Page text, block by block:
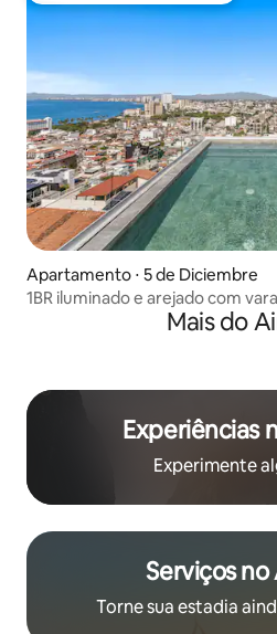
Apartamento ⋅ 5 de Diciembre
1BR iluminado e arejado com
Mais do
Experiências
Experimente
Serviços
Torne sua estadia